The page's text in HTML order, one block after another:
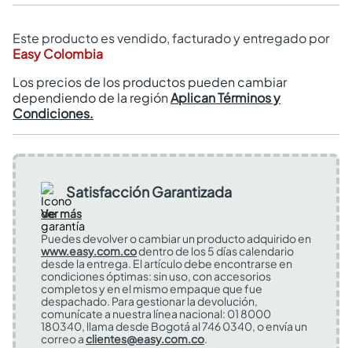
Este producto es vendido, facturado y entregado por
Easy Colombia
Los precios de los productos pueden cambiar
dependiendo de la regiónAplican Términos y
Condiciones.
Satisfacción Garantizada
Ver más
Puedes devolver o cambiar un producto adquirido en
www.easy.com.codentro de los 5 días calendario
desde la entrega. El artículo debe encontrarse en
condiciones óptimas: sin uso, con accesorios
completos y en el mismo empaque que fue
despachado. Para gestionar la devolución,
comunícate a nuestra línea nacional: 01 8000
180340, llama desde Bogotá al 746 0340, o envía un
correo aclientes@easy.com.co.